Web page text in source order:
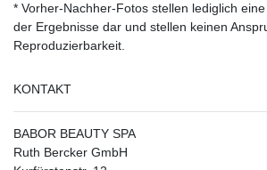
* Vorher-Nachher-Fotos stellen lediglich
der Ergebnisse dar und stellen keinen
Reproduzierbarkeit.
KONTAKT
BABOR BEAUTY SPA
Ruth Bercker GmbH